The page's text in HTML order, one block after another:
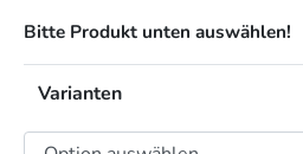
Bitte Produkt unten auswählen!
Varianten